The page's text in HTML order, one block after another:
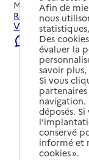
Mis à jour le05/
Rechercher les
Valbonnais.
Signaler une
Afin de
nous
Des
évaluer la
savoir
Si vous
navigation.
déposés.
conservé
informé et
cookies ».